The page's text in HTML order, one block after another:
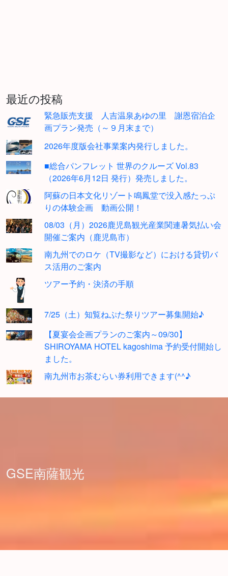
最近の投稿
緊急販売支援 人吉温泉あゆの里 謝恩宿泊企
画プラン発売（～９月末まで）
2026年度版会社事業案内発行しました。
■総合パンフレット 世界のクルーズ Vol.83
（2026年6月12日 発行）発売しました。
阿蘇の日本文化リゾート鳴鳳堂で没入感たっぷ
りの体験企画 動画公開！
08/03（月）2026鹿児島観光産業関連暑気払い会
開催ご案内（鹿児島市）
南九州でのロケ（TV撮影など）における貸切バ
ス活用のご案内
ツアー予約・決済の手順
7/25（土）知覧ねぷた祭りツアー募集開始♪
【夏宴会企画プランのご案内～09/30】
SHIROYAMA HOTEL kagoshima 予約受付開始し
ました。
南九州市お茶むらい券利用できます(^^♪
GSE南薩観光